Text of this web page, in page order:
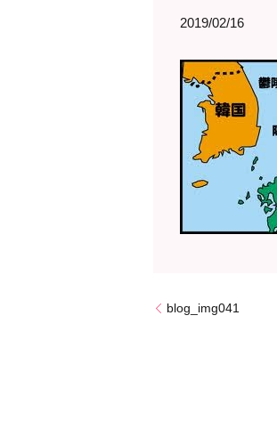
2019/02/16
blog_img041